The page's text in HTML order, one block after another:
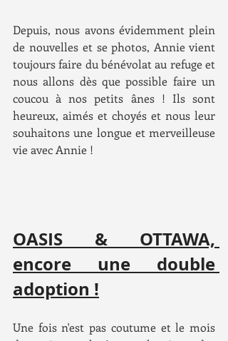
Depuis, nous avons évidemment plein
de nouvelles et se photos, Annie vient
toujours faire du bénévolat au refuge et
nous allons dès que possible faire un
coucou à nos petits ânes ! Ils sont
heureux, aimés et choyés et nous leur
souhaitons une longue et merveilleuse
vie avec Annie !
OASIS & OTTAWA,
encore une double
adoption !
Une fois n'est pas coutume et le mois